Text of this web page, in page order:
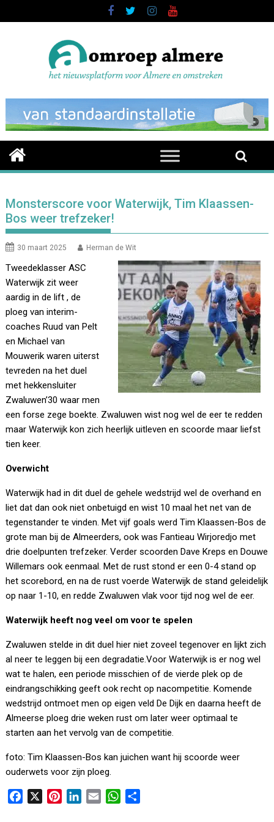
to
Monsterscore voor Waterwijk, Tim Klaassen-
Bos weer trefzeker!
30 maart 2025 Herman de Wit
Tweedeklasser ASC
Waterwijk zit weer
aardig in de lift , de
ploeg van interim-
coaches Ruud van Pelt
en Michael van
Mouwerik waren uiterst
tevreden na het duel
met hekkensluiter
Zwaluwen’30 waar men
een forse zege boekte. Zwaluwen wist nog wel de eer te redden
maar Waterwijk kon zich heerlijk uitleven en scoorde maar liefst
tien keer.
Overwicht
Waterwijk had in dit duel de gehele wedstrijd wel de overhand en
liet dat dan ook niet onbetuigd en wist 10 maal het net van de
tegenstander te vinden. Met vijf goals werd Tim Klaassen-Bos de
grote man bij de Almeerders, ook was Fantieau Wirjoredjo met
drie doelpunten trefzeker. Verder scoorden Dave Kreps en Douwe
Willemars ook eenmaal. Met de rust stond er een 0-4 stand op
het scorebord, en na de rust voerde Waterwijk de stand geleidelijk
op naar 1-10, en redde Zwaluwen vlak voor tijd nog wel de eer.
Waterwijk heeft nog veel om voor te spelen
Zwaluwen stelde in dit duel hier niet zoveel tegenover en lijkt zich
al neer te leggen bij een degradatie.Voor Waterwijk is er nog wel
wat te halen, een periode misschien of de vierde plek op de
eindrangschikking geeft ook recht op nacompetitie. Komende
wedstrijd ontmoet men op eigen veld De Dijk en daarna heeft de
Almeerse ploeg drie weken rust om later weer optimaal te
starten aan het vervolg van de competitie.
foto: Tim Klaassen-Bos kan juichen want hij scoorde weer
ouderwets voor zijn ploeg.
W